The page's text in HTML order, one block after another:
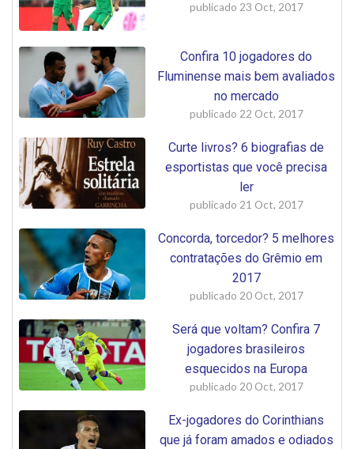
publicado 23 Oct, 2017
Confira 10 jogadores do
Fluminense mais bem avaliados
no mercado
publicado 22 Oct, 2017
Curte livros? 6 biografias de
esportistas que você precisa
ler
publicado 21 Oct, 2017
Concorda, torcedor? 5 melhores
contratações do Grêmio em
2017
publicado 20 Oct, 2017
Será que voltam? Confira 7
jogadores brasileiros
esquecidos na Europa
publicado 20 Oct, 2017
Ex-jogadores do Corinthians
que já foram amados e odiados